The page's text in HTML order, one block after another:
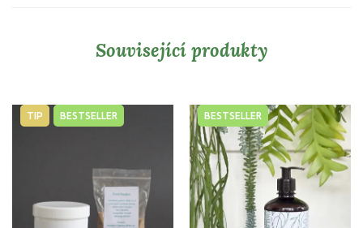
Související produkty
TIP BESTSELLER BESTSELLER